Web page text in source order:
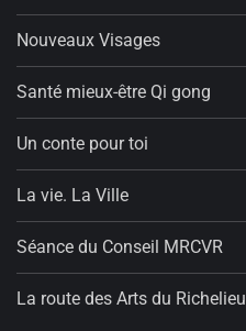
Nouveaux Visages
Santé mieux-être Qi gong
Un conte pour toi
La vie. La Ville
Séance du Conseil MRCVR
La route des Arts du Richelieu